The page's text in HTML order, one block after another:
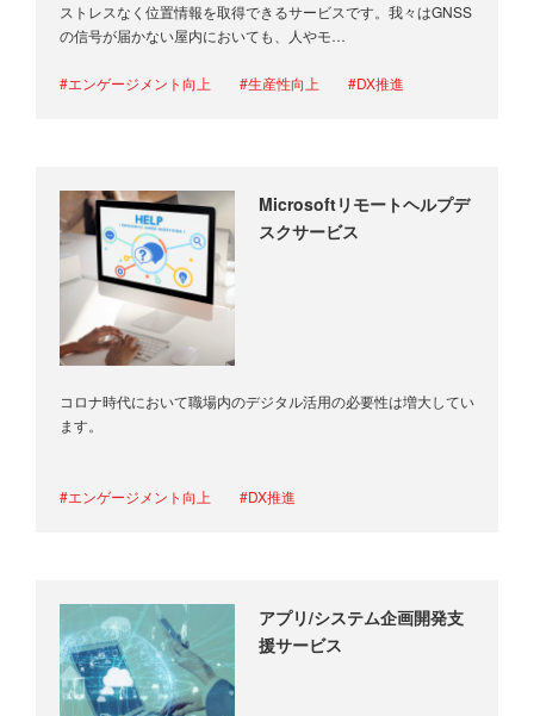
ストレスなく位置情報を取得できるサービスです。我々はGNSS
の信号が届かない屋内においても、人やモ…
#エンゲージメント向上 #生産性向上 #DX推進
Microsoftリモートヘルプデ
スクサービス
コロナ時代において職場内のデジタル活用の必要性は増大してい
ます。
後にうまく…
#エンゲージメント向上 #DX推進
アプリ/システム企画開発支
援サービス